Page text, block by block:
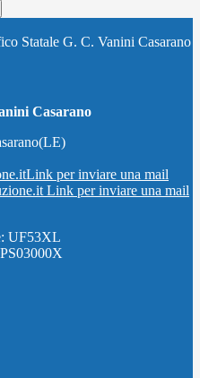
Statale G. C. Vanini Casarano
Casarano
Link per inviare una mail
Link per inviare una mail
UF53XL